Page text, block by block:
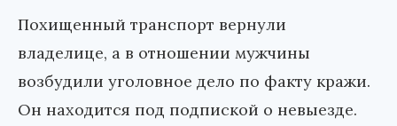
Похищенный транспорт вернули
владелице, а в отношении мужчины
возбудили уголовное дело по факту кражи.
Он находится под подпиской о невыезде.